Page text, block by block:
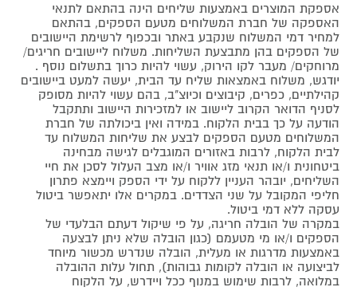
אספקת המוצרים באמצעות שליחים הינה בהתאם לתנאי
האספקה של חברת המשלוחים מטעם הספקים, בהתאם
למחיר דמי המשלוח שנקבע באתר ובכפוף לרשימת היישובים
של הספקים בהן מתבצעת השליחות. משלוח ליישובים חריגים/
מרוחקים/ מעבר לקו הירוק, עשוי להיות כרוך בתשלום נוסף .
יודגש, משלוח באמצאות שליח עד הבית, יעשה למעט ביישובים
קהילתיים, כפרים, קיבוצים וכיוצ"ב, בהם עשוי להיות מסופק
לסניף הדואר הקרוב ליישוב או למזכירות היישוב ותתקבל
הודעה על כך בבית הלקוח. במידה ואין ביכולתה של חברת
המשלוחים מטעם הספקים לבצע את שליחות המשלוח עד
לבית הלקוח, לרבות באזורים המוגבלים לגישה מבחינה
ביטחונית ו/או תנאי מזג אוויר ו/או מצב העלול לסכן את חיי
השליחים, יובהר העניין ללקוח על ידי הספק ויימצא פתרון
חליפי המקובל על שני הצדדים. במקרים אלו יתאפשר ביטול
עסקה ללא דמי ביטול.
במקרה של הובלה חריגה, על פי שיקול דעתם הבלעדי של
הספקים ו/או מי מטעמם (כגון הובלה שלא ניתן לבצעה
באמצעות מדרגות או מעלית, הובלה שנדרש מכשור מיוחד
לביצועה או הובלה לקומות גבוהות), תחול עלות ההובלה
במלואה, לרבות שימוש במנוף ככל ויידרש, על הלקוח